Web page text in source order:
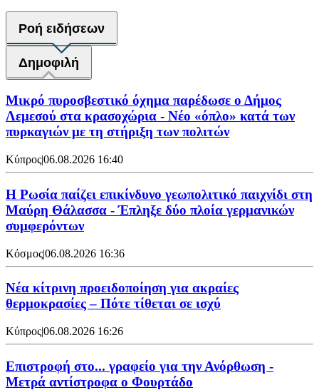
Ροή ειδήσεων
Δημοφιλή
Μικρό πυροσβεστικό όχημα παρέδωσε ο Δήμος
Λεμεσού στα κρασοχώρια - Νέο «όπλο» κατά των
πυρκαγιών με τη στήριξη των πολιτών
Κύπρος|06.08.2026 16:40
Η Ρωσία παίζει επικίνδυνο γεωπολιτικό παιχνίδι στη
Μαύρη Θάλασσα - Έπληξε δύο πλοία γερμανικών
συμφερόντων
Κόσμος|06.08.2026 16:36
Νέα κίτρινη προειδοποίηση για ακραίες
θερμοκρασίες – Πότε τίθεται σε ισχύ
Κύπρος|06.08.2026 16:26
Επιστροφή στο... γραφείο για την Ανόρθωση -
Μετρά αντίστροφα ο Φουρτάδο